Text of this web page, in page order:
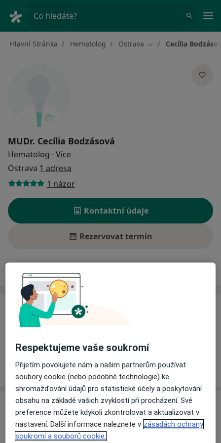
Co hledáte?
Hlavní Stránka Hematolog Ostrava Změna města
Cecília
MUDr. Cecília Bodzásová
Hematolog · Více
Ostrava 1 adresa
1 názor
Kontaktní údaje
Rezervovat termín
Ceník Adresy
Ceník
Informace o službách a cenách nejsou k dispozici
Tento specialista ještě nepřidával žádné informace o
svých službách.
Adresa
Fakultní nemocnice Ostrava
17. listopadu 1790/5,
Respektujeme vaše soukromí
Přijetím povolujete nám a našim partnerům používat
soubory cookie (nebo podobné technologie) ke
shromažďování údajů pro statistické účely a poskytování
obsahu na základě vašich zvyklostí při procházení. Své
preference můžete kdykoli zkontrolovat a aktualizovat v
nastavení. Další informace naleznete v zásadách ochrany
soukromí a souborů cookie.